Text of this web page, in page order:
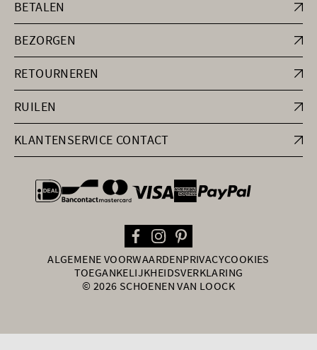
BETALEN
BEZORGEN
RETOURNEREN
RUILEN
KLANTENSERVICE CONTACT
general.paymentOptions
ALGEMENE VOORWAARDENPRIVACYCOOKIES
TOEGANKELIJKHEIDSVERKLARING
© 2026 SCHOENEN VAN LOOCK